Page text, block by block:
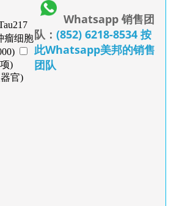
瘤细胞
)
官)
Whatsapp 销售团
队： (852) 6218-8534 按
此Whatsapp美邦的销售
团队